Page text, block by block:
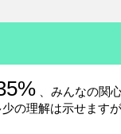
、みんなの関
の理解は示せます